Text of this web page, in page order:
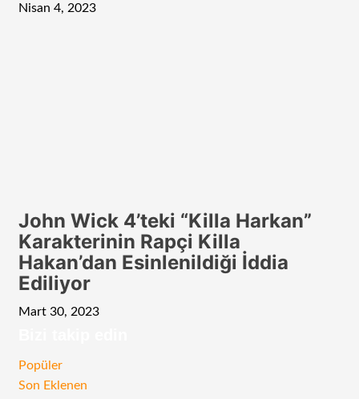
Nisan 4, 2023
John Wick 4’teki “Killa Harkan”
Karakterinin Rapçi Killa
Hakan’dan Esinlenildiği İddia
Ediliyor
Mart 30, 2023
Popüler
Son Eklenen